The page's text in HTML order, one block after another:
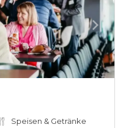
Speisen & Getränke